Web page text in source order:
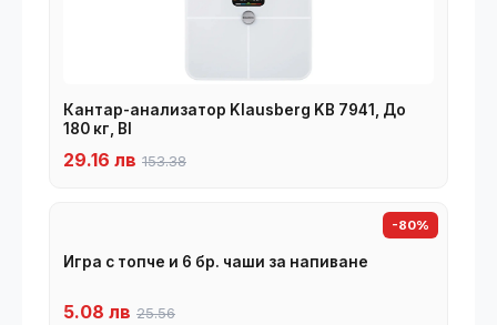
Кантар-анализатор Klausberg KB 7941, До
180 кг, BI
29.16 лв 153.38
-80%
Игра с топче и 6 бр. чаши за напиване
5.08 лв 25.56